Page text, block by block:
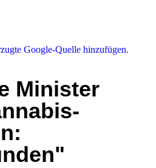
Google-Quelle hinzufügen.
Minister